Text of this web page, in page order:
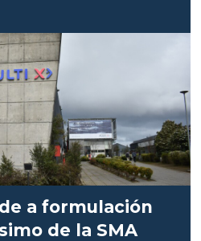
a formulación
de la SMA